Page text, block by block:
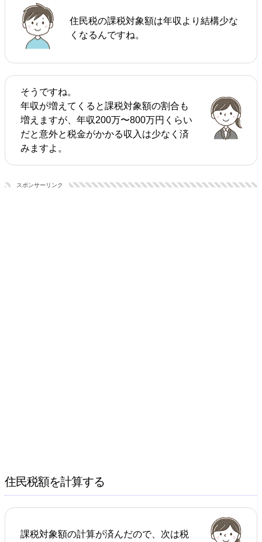
住民税の課税対象額は年収より結構少な
くなるんですね。
そうですね。
年収が増えてくると課税対象額の割合も
増えますが、年収200万〜800万円くらい
だと意外と税金がかかる収入は少なく済
みますよ。
スポンサーリンク
住民税額を計算する
課税対象額の計算が済んだので、次は税